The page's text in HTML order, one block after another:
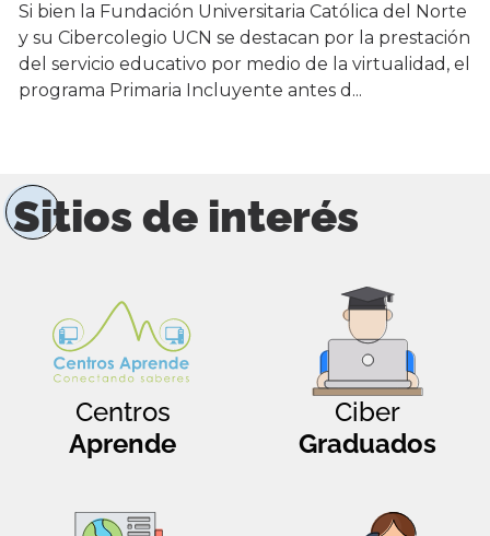
Si bien la Fundación Universitaria Católica del Norte
y su Cibercolegio UCN se destacan por la prestación
del servicio educativo por medio de la virtualidad, el
programa Primaria Incluyente antes d...
Sitios de interés
Centros
Aprende
Ciber
Graduados